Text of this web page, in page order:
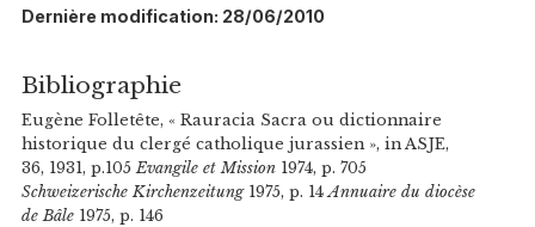
Dernière modification: 28/06/2010
Bibliographie
Eugène Folletête, « Rauracia Sacra ou dictionnaire
historique du clergé catholique jurassien », in ASJE,
36, 1931, p.105 Evangile et Mission1974, p. 705
Schweizerische Kirchenzeitung1975, p. 14 Annuaire du diocèse
de Bâle1975, p. 146